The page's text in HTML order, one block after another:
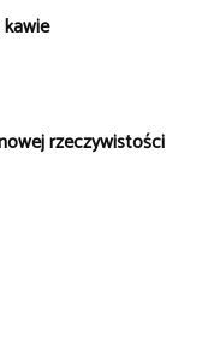
rzeczywistości